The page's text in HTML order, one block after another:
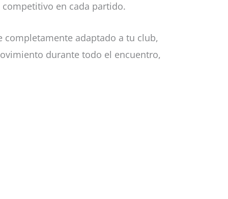
en cada partido.
adaptado a tu club,
durante todo el encuentro,